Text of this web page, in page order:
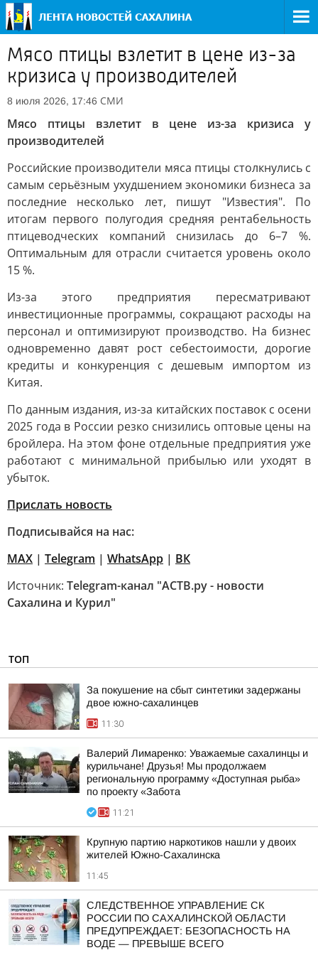
Мясо птицы взлетит в цене из-за
кризиса у производителей
8 июля 2026, 17:46 СМИ
Мясо птицы взлетит в цене из-за кризиса у
производителей
Российские производители мяса птицы столкнулись с
самым серьёзным ухудшением экономики бизнеса за
последние несколько лет, пишут "Известия". По
итогам первого полугодия средняя рентабельность
птицеводческих компаний снизилась до 6–7 %.
Оптимальным для отрасли считается уровень около
15 %.
Из-за этого предприятия пересматривают
инвестиционные программы, сокращают расходы на
персонал и оптимизируют производство. На бизнес
одновременно давят рост себестоимости, дорогие
кредиты и конкуренция с дешевым импортом из
Китая.
По данным издания, из-за китайских поставок с осени
2025 года в России резко снизились оптовые цены на
бройлера. На этом фоне отдельные предприятия уже
работают с минимальной прибылью или уходят в
убыток.
Прислать новость
Подписывайся на нас:
MAX | Telegram | WhatsApp | ВК
Источник: Telegram-канал "АСТВ.ру - новости
Сахалина и Курил"
ТОП
За покушение на сбыт синтетики задержаны
двое южно-сахалинцев
11:30
Валерий Лимаренко: Уважаемые сахалинцы и
курильчане! Друзья! Мы продолжаем
региональную программу «Доступная рыба»
по проекту «Забота
11:21
Крупную партию наркотиков нашли у двоих
жителей Южно-Сахалинска
11:45
СЛЕДСТВЕННОЕ УПРАВЛЕНИЕ СК
РОССИИ ПО САХАЛИНСКОЙ ОБЛАСТИ
ПРЕДУПРЕЖДАЕТ: БЕЗОПАСНОСТЬ НА
ВОДЕ — ПРЕВЫШЕ ВСЕГО